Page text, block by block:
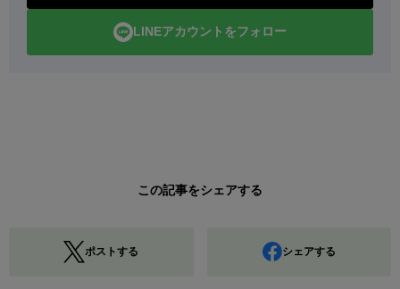
LINEアカウントをフォロー
この記事をシェアする
ポストする シェアする